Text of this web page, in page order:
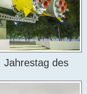
Jahrestag des